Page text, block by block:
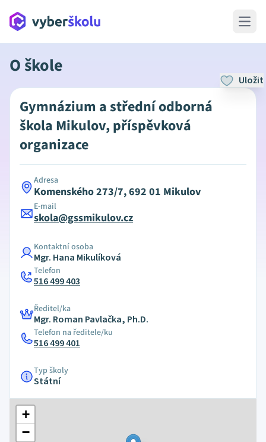
Open
O škole
Uložit
Gymnázium a střední odborná
škola Mikulov, příspěvková
organizace
Adresa
Komenského 273/7, 692 01 Mikulov
E-mail
skola@gssmikulov.cz
Kontaktní osoba
Mgr. Hana Mikulíková
Telefon
516 499 403
Ředitel/ka
Mgr. Roman Pavlačka, Ph.D.
Telefon na ředitele/ku
516 499 401
Typ školy
Státní
+
−